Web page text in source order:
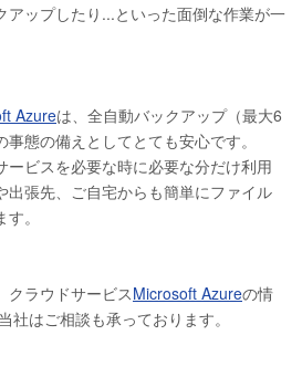
アップしたり...といった面倒な作業が一
Azureは、全自動バックアップ（最大6
態の備えとしてとても安心です。
ービスを必要な時に必要な分だけ利用
出張先、ご自宅からも簡単にファイル
。
クラウドサービスMicrosoft Azureの情
社はご相談も承っております。